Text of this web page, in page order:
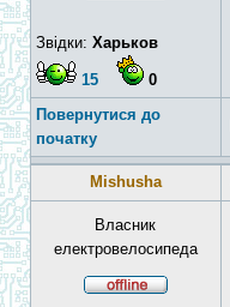
Звідки: Харьков
15 0
Повернутися до
початку
Mishusha
Власник
електровелосипеда